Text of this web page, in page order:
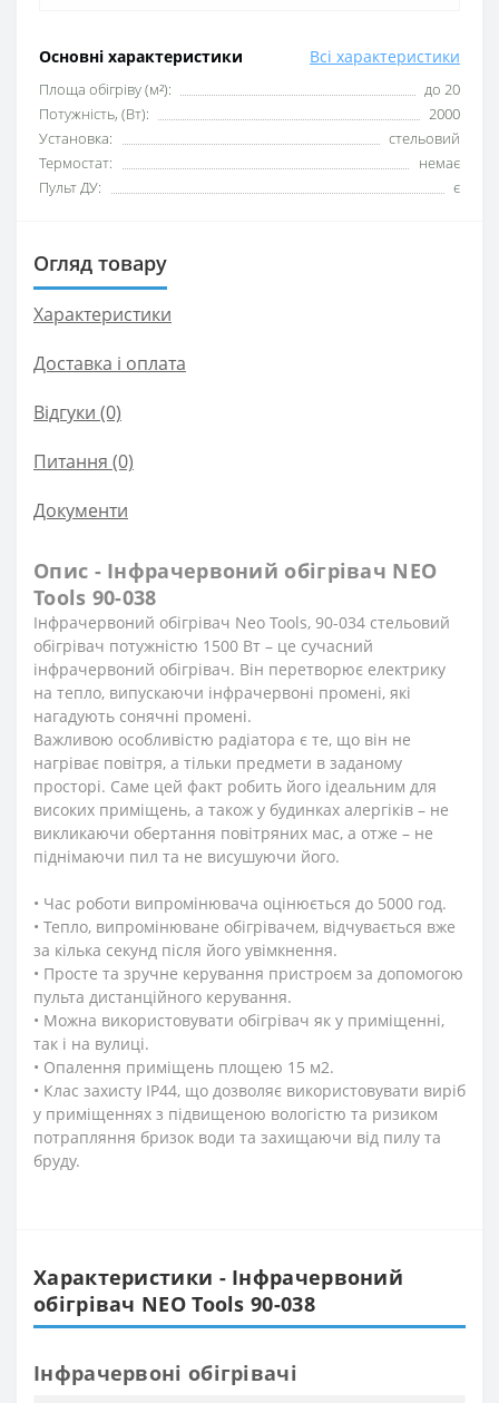
Основні характеристики Всі характеристики
Площа обігріву (м²):
до 20
Потужність, (Вт):
2000
Установка:
стельовий
Термостат:
немає
Пульт ДУ:
є
Огляд товару
Характеристики
Доставка і оплата
Відгуки (0)
Питання (0)
Документи
Опис - Інфрачервоний обігрівач NEO
Tools 90-038
Інфрачервоний обігрівач Neo Tools, 90-034 стельовий
обігрівач потужністю 1500 Вт – це сучасний
інфрачервоний обігрівач. Він перетворює електрику
на тепло, випускаючи інфрачервоні промені, які
нагадують сонячні промені.
Важливою особливістю радіатора є те, що він не
нагріває повітря, а тільки предмети в заданому
просторі. Саме цей факт робить його ідеальним для
високих приміщень, а також у будинках алергіків – не
викликаючи обертання повітряних мас, а отже – не
піднімаючи пил та не висушуючи його.
• Час роботи випромінювача оцінюється до 5000 год.
• Тепло, випромінюване обігрівачем, відчувається вже
за кілька секунд після його увімкнення.
• Просте та зручне керування пристроєм за допомогою
пульта дистанційного керування.
• Можна використовувати обігрівач як у приміщенні,
так і на вулиці.
• Опалення приміщень площею 15 м2.
• Клас захисту IP44, що дозволяє використовувати виріб
у приміщеннях з підвищеною вологістю та ризиком
потрапляння бризок води та захищаючи від пилу та
бруду.
Характеристики - Інфрачервоний
обігрівач NEO Tools 90-038
Інфрачервоні обігрівачі